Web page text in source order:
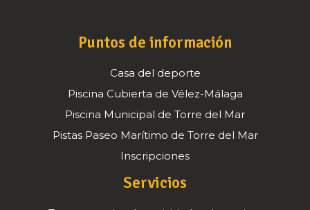
Puntos de información
Casa del deporte
Piscina Cubierta de Vélez-Málaga
Piscina Municipal de Torre del Mar
Pistas Paseo Marítimo de Torre del Mar
Inscripciones
Servicios